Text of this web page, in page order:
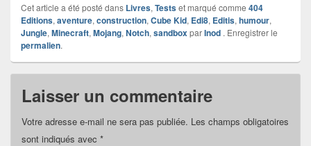
Cet article a été posté dans Livres, Testset marqué comme 404
Editions, aventure, construction, Cube Kid, Edi8, Editis, humour,
Jungle, Minecraft, Mojang, Notch, sandboxparInod . Enregistrer le
permalien.
Laisser un commentaire
Votre adresse e-mail ne sera pas publiée. Les champs obligatoires
sont indiqués avec *